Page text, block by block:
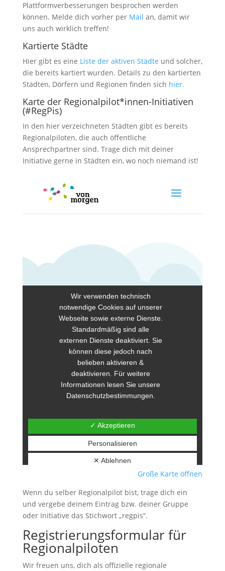
Plattformverbesserungen besprochen werden
können. Melde dich vorher per Mail an, damit wir
uns auch wirklich treffen!
Kartierte Städte
Hier gibt es eine Liste der aktiven Städte und solcher,
die bereits kartiert wurden. Details zu den kartierten
Städten, Dörfern und Regionen finden sich hier.
Karte der Regionalpilot*innen-Initiativen
(#RegPis)
In den hier verzeichneten Städten gibt es bereits
Regionalpiloten, die auch öffentliche
Ansprechpartner sind. Trage dich mit deiner
Initiative gerne in Städten ein, wo noch niemand ist!
Große Karte öffnen
Wenn du selber Regionalpilot bist, trage dich ein
und vergebe deinem Eintrag bzw. deiner Gruppe
oder Initiative das Stichwort „regpis“.
Registrierungsformular für
Regionalpiloten
Wir freuen uns, dich als offizielle regionale